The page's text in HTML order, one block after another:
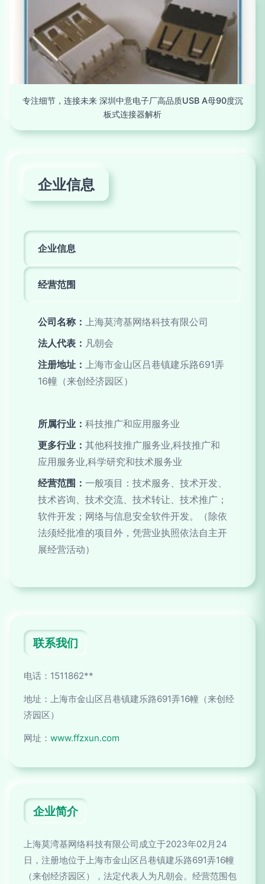
专注细节，连接未来 深圳中意电子厂高品质USB A母90度沉
板式连接器解析
企业信息
企业信息
经营范围
公司名称： 上海莫湾基网络科技有限公司
法人代表： 凡朝会
注册地址： 上海市金山区吕巷镇建乐路691弄
16幢（来创经济园区）
所属行业： 科技推广和应用服务业
更多行业： 其他科技推广服务业,科技推广和
应用服务业,科学研究和技术服务业
经营范围： 一般项目：技术服务、技术开发、
技术咨询、技术交流、技术转让、技术推广；
软件开发；网络与信息安全软件开发。（除依
法须经批准的项目外，凭营业执照依法自主开
展经营活动）
联系我们
电话：1511862**
地址：上海市金山区吕巷镇建乐路691弄16幢（来创经
济园区）
网址： www.ffzxun.com
企业简介
上海莫湾基网络科技有限公司成立于2023年02月24
日，注册地位于上海市金山区吕巷镇建乐路691弄16幢
（来创经济园区），法定代表人为凡朝会。经营范围包